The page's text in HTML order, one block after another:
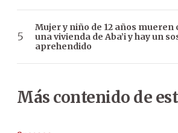
Mujer y niño de 12 años mueren
una vivienda de Aba’i y hay un
aprehendido
Más contenido de